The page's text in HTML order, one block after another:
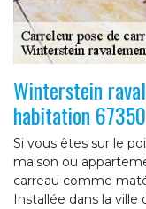
Winterstein
habitation 67350
Si vous êtes sur le
maison ou
carreau comme
Installée dans la ville